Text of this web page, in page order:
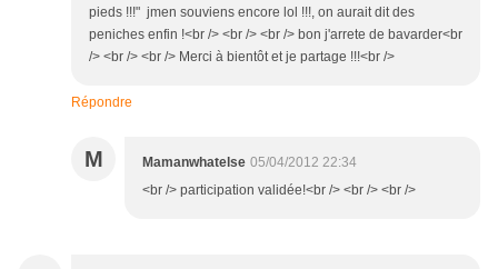
pieds !!!" jmen souviens encore lol !!!, on aurait dit des
peniches enfin !<br /> <br /> <br /> bon j'arrete de bavarder<br
/> <br /> <br /> Merci à bientôt et je partage !!!<br />
Répondre
M Mamanwhatelse 05/04/2012 22:34
<br /> participation validée!<br /> <br /> <br />